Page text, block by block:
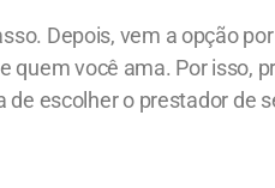
Depois, vem a opção
quem você ama. Por isso,
escolher o prestador de